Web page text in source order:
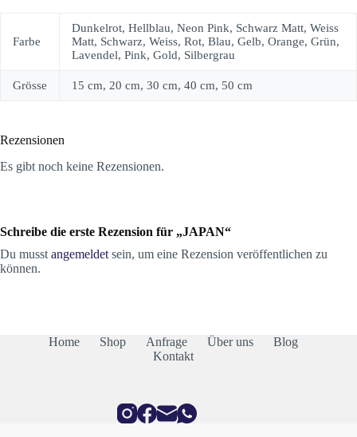
Farbe
Dunkelrot, Hellblau, Neon Pink, Schwarz Matt, Weiss
Matt, Schwarz, Weiss, Rot, Blau, Gelb, Orange, Grün,
Lavendel, Pink, Gold, Silbergrau
Grösse 15 cm, 20 cm, 30 cm, 40 cm, 50 cm
Rezensionen
Es gibt noch keine Rezensionen.
Schreibe die erste Rezension für „JAPAN“
Du musst angemeldet sein, um eine Rezension veröffentlichen zu
können.
Home Shop Anfrage Über uns
Blog
Kontakt